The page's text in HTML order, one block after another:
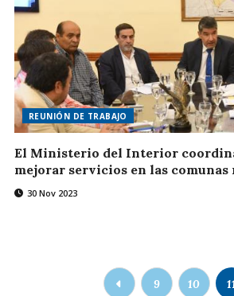
REUNIÓN DE TRABAJO
El Ministerio del Interior
mejorar servicios en las comunas
30 Nov 2023
9 10